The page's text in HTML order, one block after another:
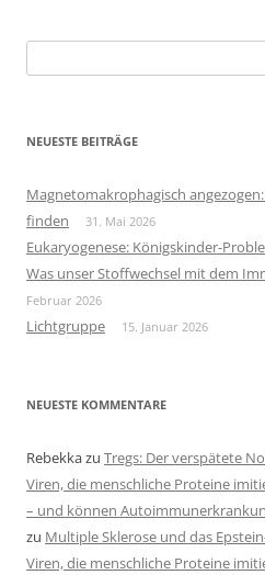
nach:
NEUESTE BEITRÄGE
Magnetomakrophagisch
finden
31. Mai 2026
Eukaryogenese: Königskinder-
Was unser Stoffwechsel mit dem
Februar 2026
Lichtgruppe 15. Januar 2026
NEUESTE KOMMENTARE
Rebekkazu Tregs: Der verspätete
Viren, die menschliche Proteine
– und können
zu Multiple Sklerose und das
Viren, die menschliche Proteine